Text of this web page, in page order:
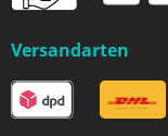
Versandarten